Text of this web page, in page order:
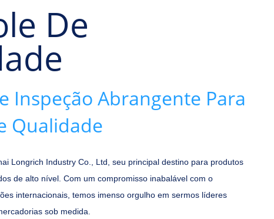
De
Inspeção Abrangente Para
Qualidade
Longrich Industry Co., Ltd, seu principal destino para produtos
de alto nível. Com um compromisso inabalável com o
internacionais, temos imenso orgulho em sermos líderes
sob medida.